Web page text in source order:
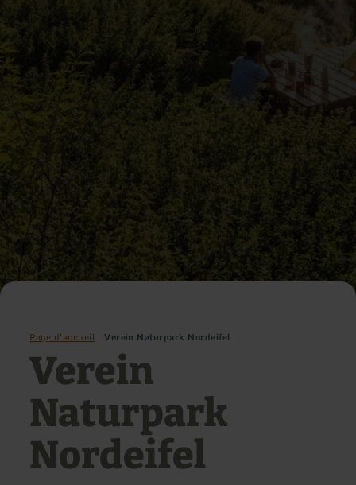
Page d'accueil Verein Naturpark Nordeifel
Verein
Naturpark
Nordeifel